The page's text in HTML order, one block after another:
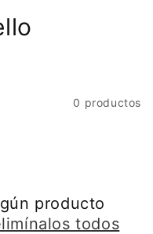
0 productos
producto
todos